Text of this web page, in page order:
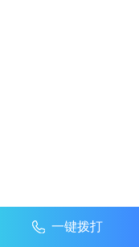
一键拨打